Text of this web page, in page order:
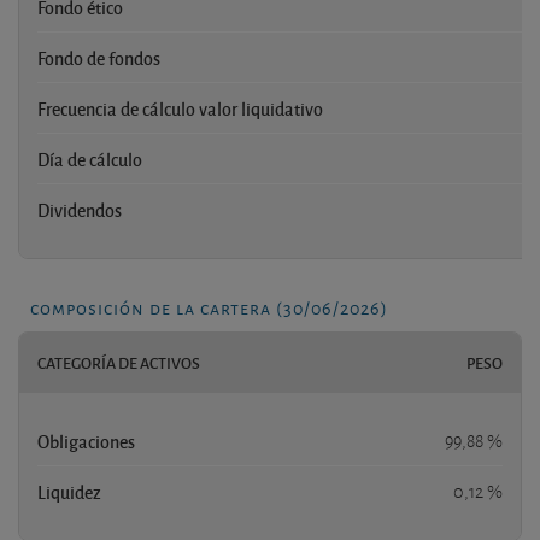
Fondo ético
Fondo de fondos
Frecuencia de cálculo valor liquidativo
Día de cálculo
Dividendos
composición de la cartera (30/06/2026)
CATEGORÍA DE ACTIVOS PESO
Obligaciones 99,88 %
Liquidez 0,12 %